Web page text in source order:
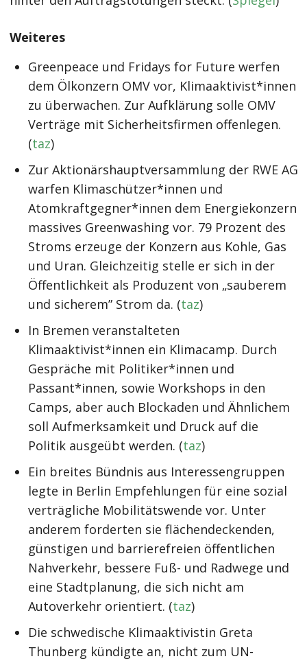
Weiteres
Greenpeace und Fridays for Future werfen
dem Ölkonzern OMV vor, Klimaaktivist*innen
zu überwachen. Zur Aufklärung solle OMV
Verträge mit Sicherheitsfirmen offenlegen.
(taz)
Zur Aktionärshauptversammlung der RWE AG
warfen Klimaschützer*innen und
Atomkraftgegner*innen dem Energiekonzern
massives Greenwashing vor. 79 Prozent des
Stroms erzeuge der Konzern aus Kohle, Gas
und Uran. Gleichzeitig stelle er sich in der
Öffentlichkeit als Produzent von „sauberem
und sicherem” Strom da. (taz)
In Bremen veranstalteten
Klimaaktivist*innen ein Klimacamp. Durch
Gespräche mit Politiker*innen und
Passant*innen, sowie Workshops in den
Camps, aber auch Blockaden und Ähnlichem
soll Aufmerksamkeit und Druck auf die
Politik ausgeübt werden. (taz)
Ein breites Bündnis aus Interessengruppen
legte in Berlin Empfehlungen für eine sozial
verträgliche Mobilitätswende vor. Unter
anderem forderten sie flächendeckenden,
günstigen und barrierefreien öffentlichen
Nahverkehr, bessere Fuß- und Radwege und
eine Stadtplanung, die sich nicht am
Autoverkehr orientiert. (taz)
Die schwedische Klimaaktivistin Greta
Thunberg kündigte an, nicht zum UN-